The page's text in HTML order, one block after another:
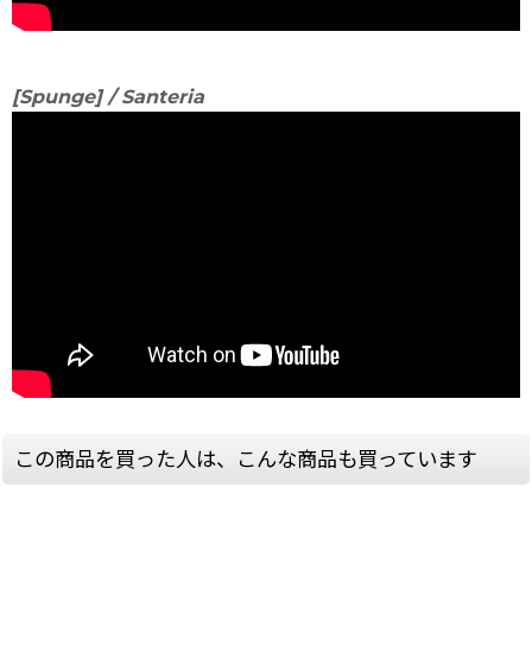
[Spunge] / Santeria
この商品を買った人は、こんな商品も買っています